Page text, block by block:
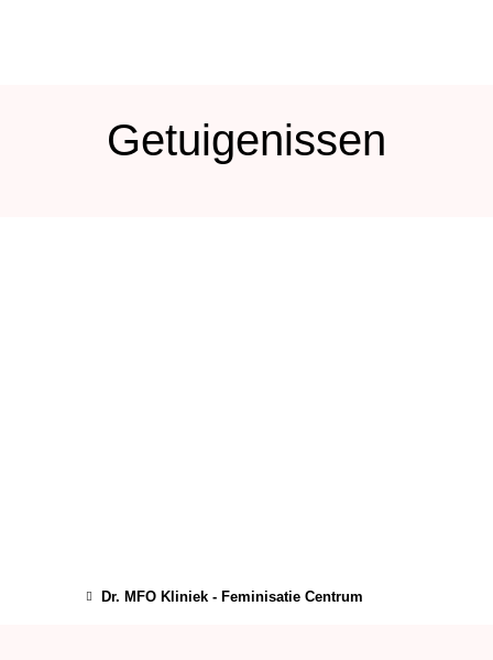
Getuigenissen
Dr. MFO Kliniek - Feminisatie Centrum